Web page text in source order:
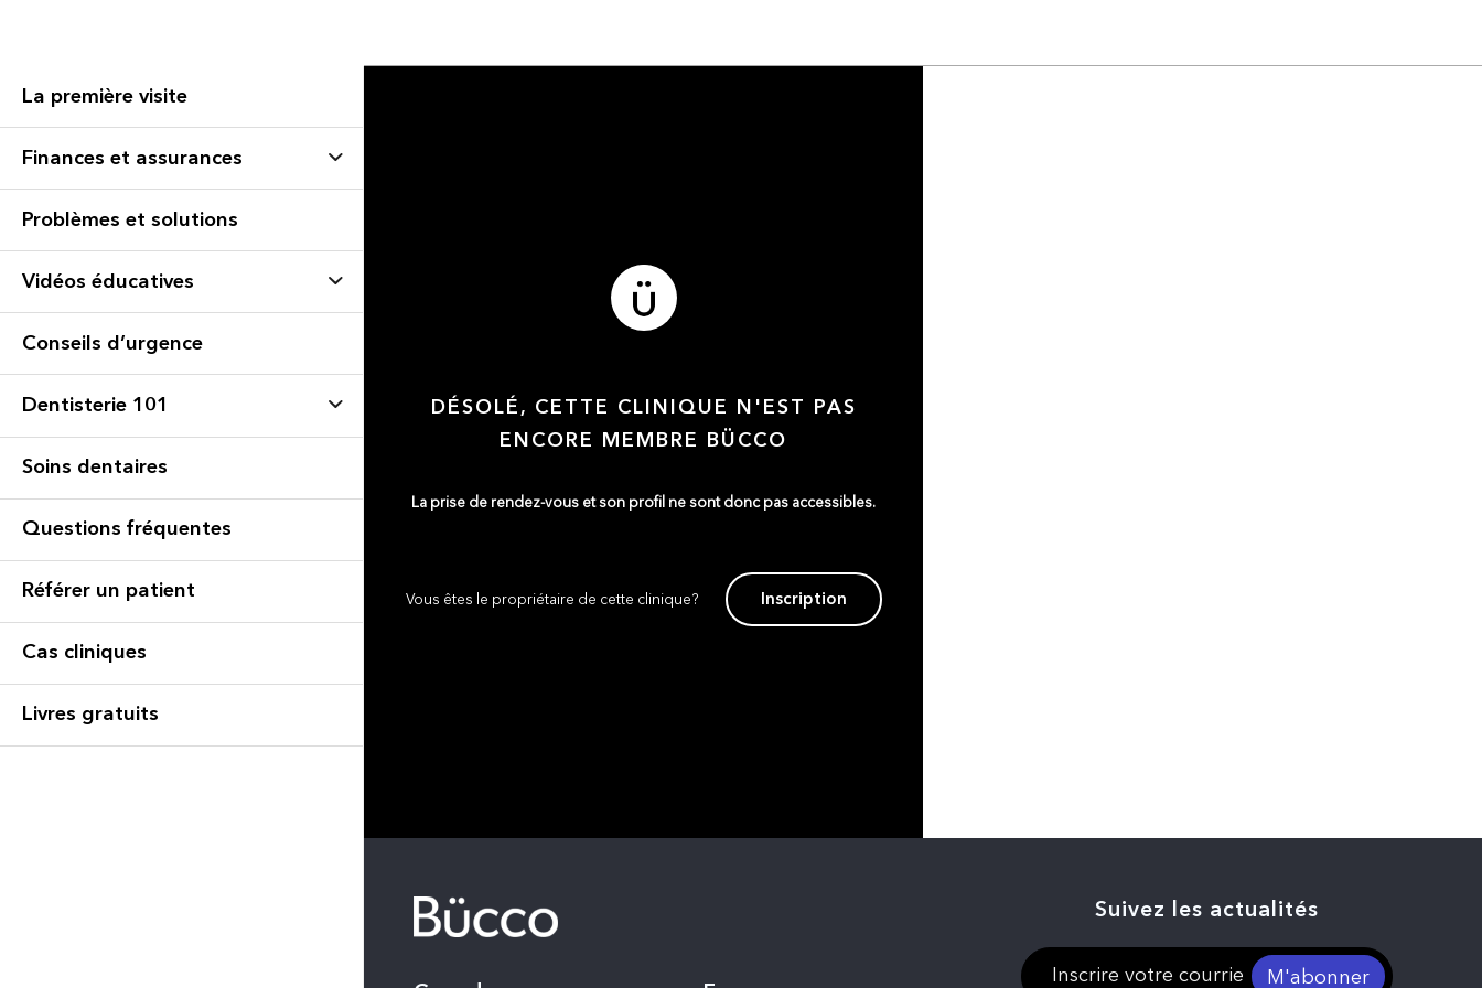
La première visite
Finances et assurances
Problèmes et solutions
Vidéos éducatives
Conseils d’urgence
Dentisterie 101
Soins dentaires
Questions fréquentes
Référer un patient
Cas cliniques
Livres gratuits
DÉSOLÉ, CETTE CLINIQUE N'EST PAS
ENCORE MEMBRE BÜCCO
La prise de rendez-vous et son profil ne sont donc pas accessibles.
Vous êtes le propriétaire de cette clinique? Inscription
Suivez les actualités
M'abonner